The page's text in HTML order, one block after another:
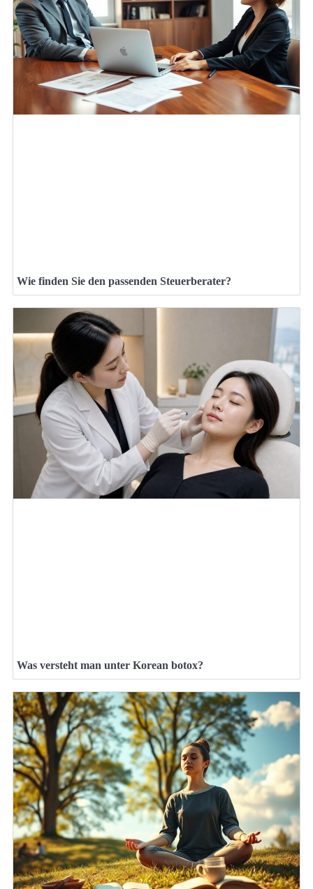
Wie finden Sie den passenden Steuerberater?
Was versteht man unter Korean botox?